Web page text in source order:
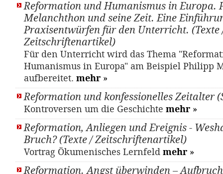
Reformation und Humanismus in Europa.
Melanchthon und seine Zeit. Eine
Praxisentwürfen für den Unterricht. (Texte
Zeitschriftenartikel)
Für den Unterricht wird das Thema
Humanismus in Europa" am Beispiel Philipp
aufbereitet. mehr »
Reformation und konfessionelles Zeitalter
Kontroversen um die Geschichte mehr »
Reformation, Anliegen und Ereignis -
Bruch? (Texte / Zeitschriftenartikel)
Vortrag Ökumenisches Lernfeld mehr »
Reformation. Angst überwinden –